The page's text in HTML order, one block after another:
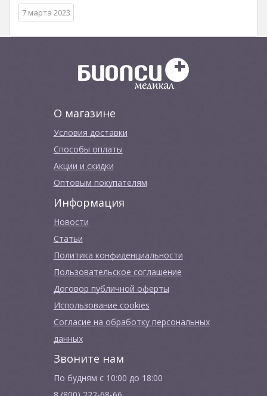
7 марта 2023
О магазине
Условия доставки
Способы оплаты
Акции и скидки
Оптовым покупателям
Информация
Новости
Cтатьи
Политика конфиденциальности
Пользовательское соглашение
Договор публичной оферты
Использование cookies
Согласие на обработку персональных
данных
Звоните нам
По будням с 10:00 до 18:00